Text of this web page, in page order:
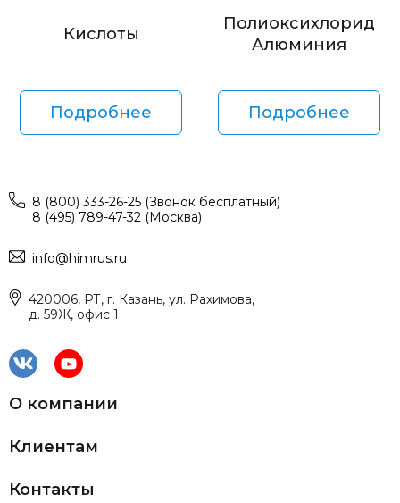
Кислоты
Подробнее
Полиоксихлорид
Алюминия
Подробнее
8 (800) 333-26-25 (Звонок бесплатный)
8 (495) 789-47-32 (Москва)
info@himrus.ru
420006, РТ, г. Казань, ул. Рахимова,
д. 59Ж, офис 1
О компании
Клиентам
Контакты